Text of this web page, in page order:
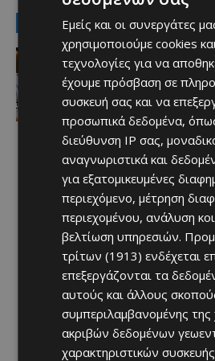
LATEST NEWS
Πρόσωπα
ρεαλιστής
Afentiko - 09/08/2026
Εμείς και οι συνεργάτες
χρησιμοποιούμε cookies
τεχνολογίες για να
έχουμε πρόσβαση σε
συσκευή σας και να
προσωπικά δεδομένα,
διεύθυνση IP σας,
αναγνωριστικά και
για εξατομικευμένες
περιεχόμενο, μέτρηση
περιεχομένου, ανάλυση
βελτίωση υπηρεσιών.
τρίτων (1913) ενδέχεται
επεξεργάζονται τα
αυτούς και άλλους
συμπεριλαμβανομένης της
ακριβών δεδομένων
χαρακτηριστικών